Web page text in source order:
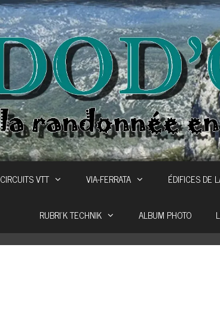
CIRCUITS VTT VIA-FERRATA ÉDIFICES DE
RUBRI’K TECHNIK ALBUM PHOTO